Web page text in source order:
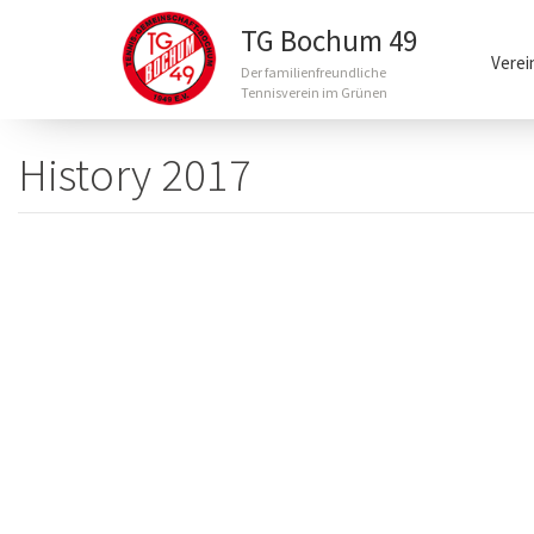
Inhalt
TG Bochum 49
Der familienfreundliche
Tennisverein im Grünen
Main
navigation
History 2017